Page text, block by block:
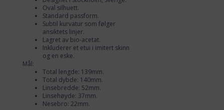
Oval silhuett.
Standard passform.
Subtil kurvatur som følger
ansiktets linjer.
Lagret av bio-acetat.
Inkluderer et etui i imitert skinn
og en eske.
Mål:
Total lengde: 139mm.
Total dybde: 140mm.
Linsebredde: 52mm.
Linsehøyde: 37mm.
Nesebro: 22mm.